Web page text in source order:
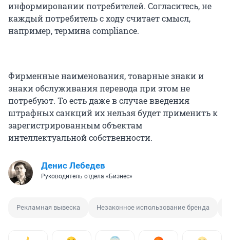
информировании потребителей. Согласитесь, не
каждый потребитель с ходу считает смысл,
например, термина compliance.
Фирменные наименования, товарные знаки и
знаки обслуживания перевода при этом не
потребуют. То есть даже в случае введения
штрафных санкций их нельзя будет применить к
зарегистрированным объектам
интеллектуальной собственности.
Денис Лебедев
Руководитель отдела «Бизнес»
Рекламная вывеска Незаконное использование бренда